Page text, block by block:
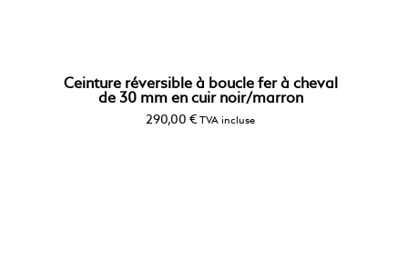
Ceinture réversible à boucle fer à cheval
de 30 mm en cuir noir/marron
290,00 € TVA incluse